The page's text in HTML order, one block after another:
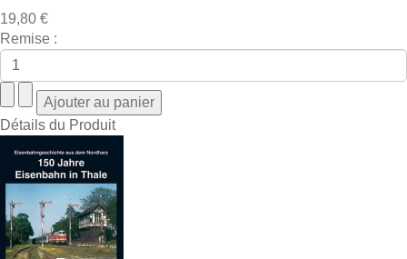
19,80 €
Remise :
Détails du Produit